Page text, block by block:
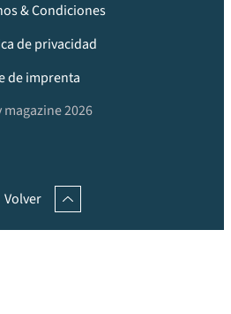
& Condiciones
de privacidad
de imprenta
2026
Volver